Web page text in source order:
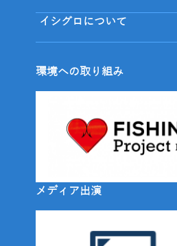
イシグロについて
環境への取り組み
メディア出演